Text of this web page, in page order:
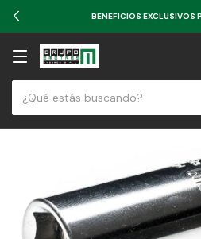
BENEFICIOS EXCLUSIVOS